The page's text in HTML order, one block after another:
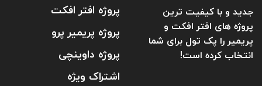
جدید و با کیفیت ترین
پروژه های افتر افکت و
پریمیر را پک تول برای شما
انتخاب کرده است!
پروژه افتر افکت
پروژه پریمیر پرو
پروژه داوینچی
اشتراک ویژه